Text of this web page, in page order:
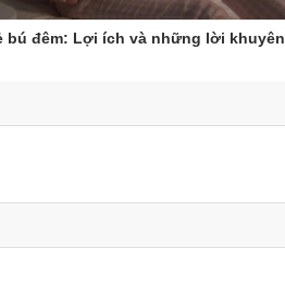
bú đêm: Lợi ích và những lời khuyên